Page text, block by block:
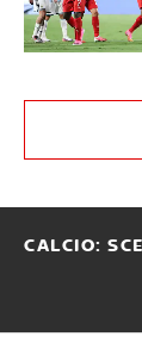
CALCIO: